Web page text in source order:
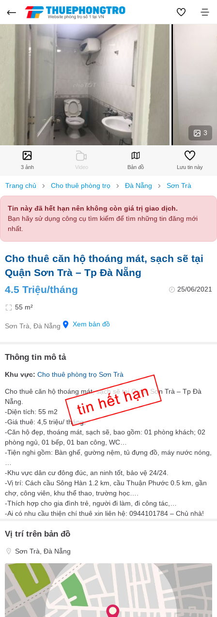
3
3 ảnh Video Bản đồ Lưu tin này
Trang chủ Cho thuê phòng trọ Đà Nẵng Sơn Trà
Tin này đã hết hạn nên không còn giá trị giao dịch.
Bạn hãy sử dụng công cụ tìm kiếm để tìm những tin đăng mới
nhất.
Cho thuê căn hộ thoáng mát, sạch sẽ tại
Quận Sơn Trà – Tp Đà Nẵng
4.5 Triệu/tháng
25/06/2021
55 m²
Sơn Trà, Đà Nẵng Xem bản đồ
Thông tin mô tả
Khu vực: Cho thuê phòng trọ Sơn Trà
Cho thuê căn hộ thoáng mát, sạch sẽ tại Quận Sơn Trà – Tp Đà
Nẵng.
-Diện tích: 55 m2
-Giá thuê: 4,5 triệu/ tháng.
-Căn hộ đẹp, thoáng mát, sạch sẽ, bao gồm: 01 phòng khách; 02
phòng ngủ, 01 bếp, 01 ban công, WC…
-Tiện nghi gồm: Bàn ghế, gường nệm, tủ đựng đồ, máy nước nóng,
-Khu vực dân cư đông đúc, an ninh tốt, bảo vệ 24/24.
-Vị trí: Cách cầu Sông Hàn 1.2 km, cầu Thuận Phước 0.5 km, gần
chợ, công viên, khu thể thao, trường học….
-Thích hợp cho gia đình trẻ, người đi làm, đi công tác,…
-Ai có nhu cầu thiện chí thuê xin liên hệ: 0944101784 – Chủ nhà!
Vị trí trên bản đồ
Sơn Trà, Đà Nẵng